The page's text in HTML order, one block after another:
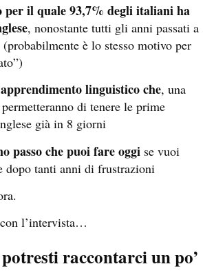
per il quale 93,7% degli italiani ha
, nonostante tutti gli anni passati a
è lo stesso motivo per
linguistico che, una
di tenere le prime
già in 8 giorni
passo che puoi fare oggi se vuoi
dopo tanti anni di frustrazioni
l’intervista…
raccontarci un po’